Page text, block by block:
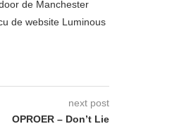
de Manchester
de website Luminous
next post
OPROER – Don’t Lie